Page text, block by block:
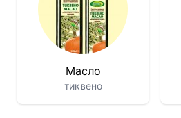
Масло
тиквено